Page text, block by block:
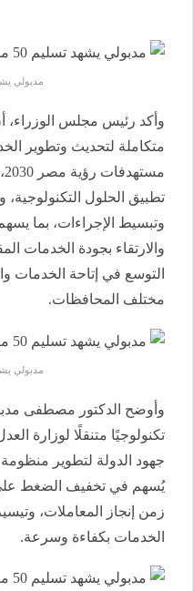
مدبولي يشهد تسليم 50 مركزًا
وأكد رئيس مجلس الوزراء،
متكاملة لتحديث وتطوير
تطبيق الحلول
وتبسيط الإجراءات، بما
والارتقاء بجودة الخدمات
التوسع في إتاحة الخدمات
مختلف المحافظات.
مدبولي يشهد تسليم 50 مركزًا
تكنولوجيًا متنقلًا لوزارة
جهود الدولة لتطوير منظومة
يُسهم في تخفيف الضغط على
زمن إنجاز المعاملات،
الخدمات بكفاءة وسرعة.